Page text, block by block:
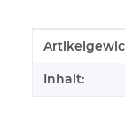
Wert
Inhalt: